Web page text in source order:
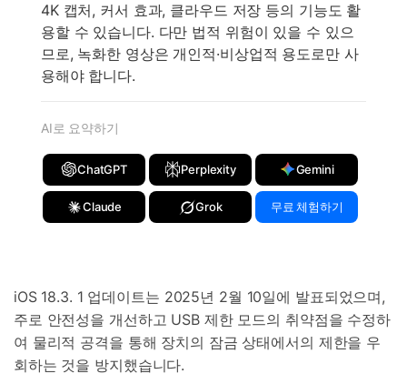
4K 캡처, 커서 효과, 클라우드 저장 등의 기능도 활
용할 수 있습니다. 다만 법적 위험이 있을 수 있으
므로, 녹화한 영상은 개인적·비상업적 용도로만 사
용해야 합니다.
AI로 요약하기
ChatGPT Perplexity Gemini
Claude Grok 무료 체험하기
iOS 18.3. 1 업데이트는 2025년 2월 10일에 발표되었으며,
주로 안전성을 개선하고 USB 제한 모드의 취약점을 수정하
여 물리적 공격을 통해 장치의 잠금 상태에서의 제한을 우
회하는 것을 방지했습니다.